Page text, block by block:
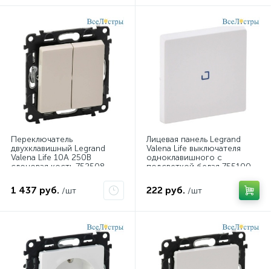
Переключатель
двухклавишный Legrand
Valena Life 10А 250В
слоновая кость 752508
1 437 руб. /шт
Лицевая панель Legrand
Valena Life выключателя
одноклавишного с
подсветкой белая 755100
222 руб. /шт